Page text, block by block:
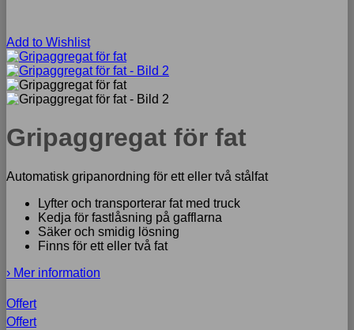
Add to Wishlist
Gripaggregat för fat
Automatisk gripanordning för ett eller två stålfat
Lyfter och transporterar fat med truck
Kedja för fastlåsning på gafflarna
Säker och smidig lösning
Finns för ett eller två fat
› Mer information
Offert
Offert